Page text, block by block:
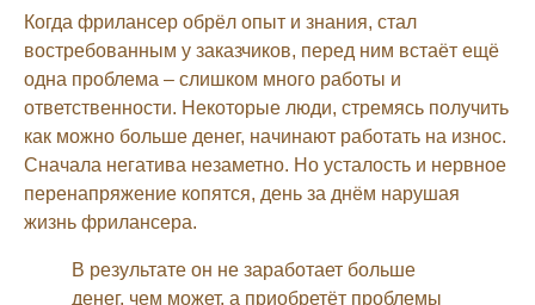
Когда фрилансер обрёл опыт и знания, стал
востребованным у заказчиков, перед ним встаёт ещё
одна проблема – слишком много работы и
ответственности. Некоторые люди, стремясь получить
как можно больше денег, начинают работать на износ.
Сначала негатива незаметно. Но усталость и нервное
перенапряжение копятся, день за днём нарушая
жизнь фрилансера.
В результате он не заработает больше
денег, чем может, а приобретёт проблемы